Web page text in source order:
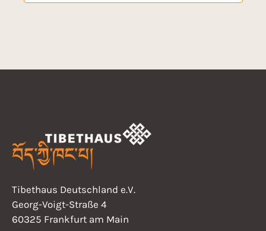
Tibethaus Deutschland e.V.
Georg-Voigt-Straße 4
60325 Frankfurt am Main